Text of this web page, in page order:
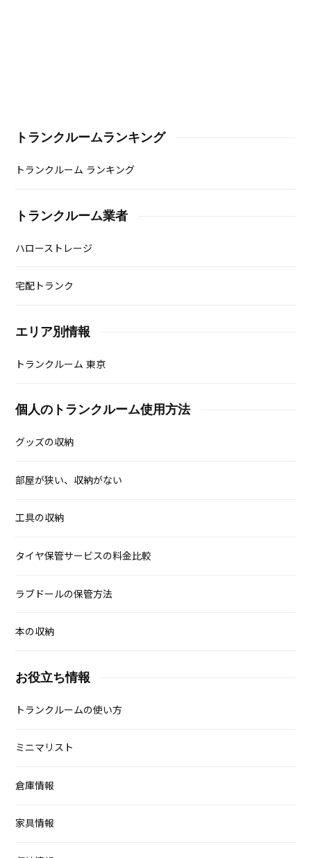
トランクルームランキング
トランクルーム ランキング
トランクルーム業者
ハローストレージ
宅配トランク
エリア別情報
トランクルーム 東京
個人のトランクルーム使用方法
グッズの収納
部屋が狭い、収納がない
工具の収納
タイヤ保管サービスの料金比較
ラブドールの保管方法
本の収納
お役立ち情報
トランクルームの使い方
ミニマリスト
倉庫情報
家具情報